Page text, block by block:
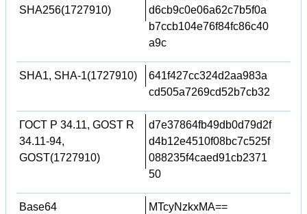
SHA256(1727910)
d6cb9c0e06a62c7b5f0a
b7ccb104e76f84fc86c40
a9c
SHA1, SHA-1(1727910)
641f427cc324d2aa983a
cd505a7269cd52b7cb32
ГОСТ Р 34.11, GOST R
34.11-94,
GOST(1727910)
d7e37864fb49db0d79d2f
d4b12e4510f08bc7c525f
088235f4caed91cb2371
50
Base64 MTcyNzkxMA==